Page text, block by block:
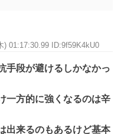
) 01:17:30.99 ID:9f59K4kU0
手段が避けるしかなかっ
一方的に強くなるのは辛
出来るのもあるけど基本